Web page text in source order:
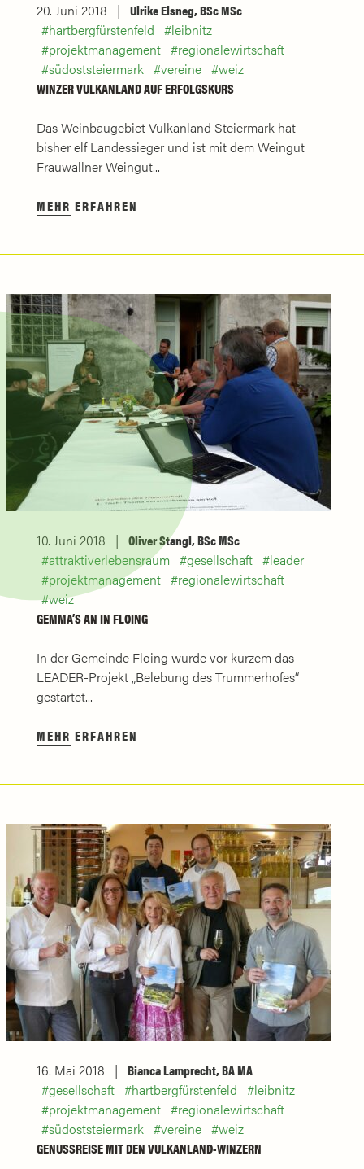
20. Juni 2018
Ulrike Elsneg, BSc MSc
hartbergfürstenfeld
leibnitz
projektmanagement
regionalewirtschaft
südoststeiermark
vereine
weiz
WINZER VULKANLAND AUF ERFOLGSKURS
Das Weinbaugebiet Vulkanland Steiermark hat
bisher elf Landessieger und ist mit dem Weingut
Frauwallner Weingut...
MEHR ERFAHREN
10. Juni 2018
Oliver Stangl, BSc MSc
attraktiverlebensraum
gesellschaft
leader
projektmanagement
regionalewirtschaft
weiz
GEMMA’S AN IN FLOING
In der Gemeinde Floing wurde vor kurzem das
LEADER-Projekt „Belebung des Trummerhofes“
gestartet...
MEHR ERFAHREN
16. Mai 2018
Bianca Lamprecht, BA MA
gesellschaft
hartbergfürstenfeld
leibnitz
projektmanagement
regionalewirtschaft
südoststeiermark
vereine
weiz
GENUSSREISE MIT DEN VULKANLAND-WINZERN